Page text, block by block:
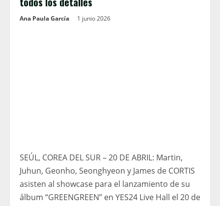
Ana Paula García 1 junio 2026
SEÚL, COREA DEL SUR – 20 DE ABRIL: Martin,
Juhun, Geonho, Seonghyeon y James de CORTIS
asisten al showcase para el lanzamiento de su
álbum “GREENGREEN” en YES24 Live Hall el 20 de